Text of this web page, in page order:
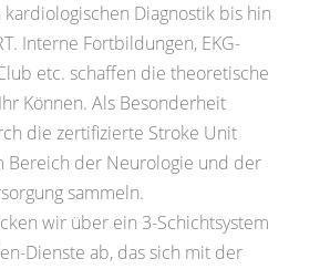
Diagnostik bis hin
Interne Fortbildungen, EKG-
etc. schaffen die theoretische
Können. Als Besonderheit
die zertifizierte Stroke Unit
Bereich der Neurologie und der
sammeln.
wir über ein 3-Schichtsystem
Dienste ab, das sich mit der